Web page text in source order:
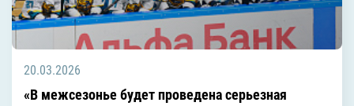
20.03.2026
«В межсезонье будет проведена серьезная